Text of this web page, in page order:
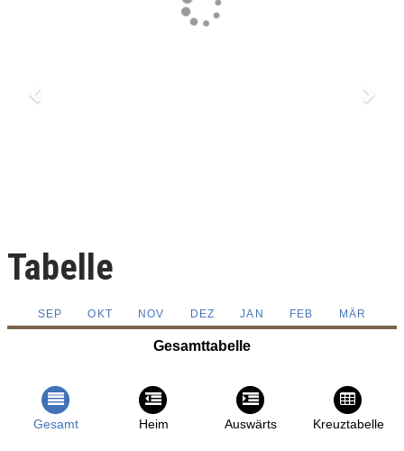
Tabelle
SEP OKT NOV DEZ JAN FEB MÄR
Gesamttabelle
Gesamt Heim Auswärts Kreuztabelle